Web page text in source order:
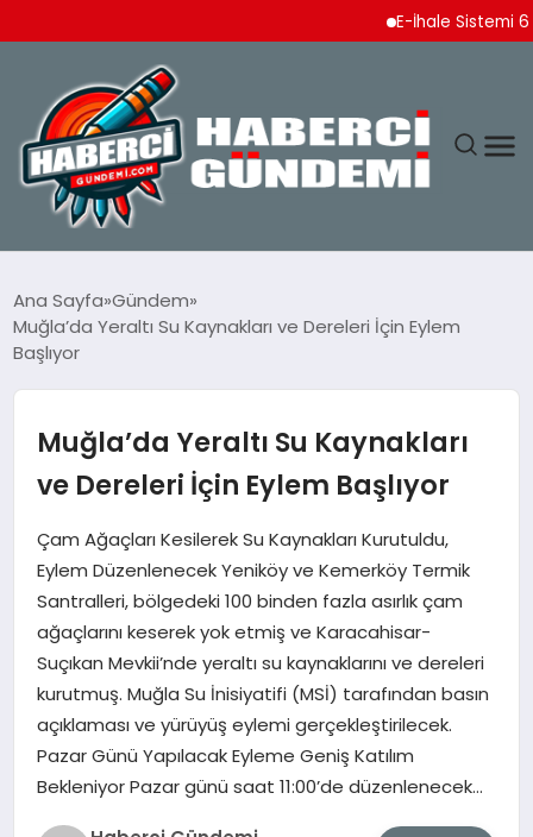
E-İhale Sistemi 6
YAŞAM
EKONOMI
MAGAZIN
EĞITIM
SAĞLIK
TEKNOLOJI
Ana Sayfa Gündem
Muğla’da Yeraltı Su Kaynakları ve Dereleri İçin Eylem
Başlıyor
Muğla’da Yeraltı Su Kaynakları
ve Dereleri İçin Eylem Başlıyor
Çam Ağaçları Kesilerek Su Kaynakları Kurutuldu,
Eylem Düzenlenecek Yeniköy ve Kemerköy Termik
Santralleri, bölgedeki 100 binden fazla asırlık çam
ağaçlarını keserek yok etmiş ve Karacahisar-
Suçıkan Mevkii’nde yeraltı su kaynaklarını ve dereleri
kurutmuş. Muğla Su İnisiyatifi (MSİ) tarafından basın
açıklaması ve yürüyüş eylemi gerçekleştirilecek.
Pazar Günü Yapılacak Eyleme Geniş Katılım
Bekleniyor Pazar günü saat 11:00’de düzenlenecek…